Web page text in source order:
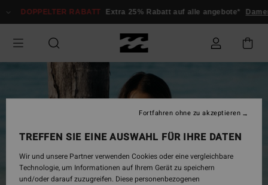
zur
springen
DOPPELTER RABATT Extra 25% Rabatt auf alle angebote* Damen
TREFFEN SIE EINE AUSWAHL FÜR IHRE DATEN
Wir und unsere Partner verwenden Cookies oder eine vergleichbare
Technologie, um Informationen auf Ihrem Gerät zu speichern
und/oder darauf zuzugreifen. Diese personenbezogenen
Fortfahren ohne zu akzeptieren